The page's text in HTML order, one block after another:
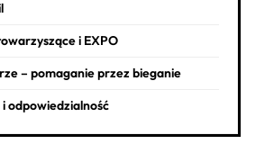
i EXPO
– pomaganie przez bieganie
odpowiedzialność